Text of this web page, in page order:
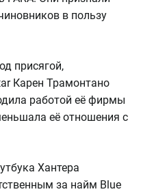
в пользу
присягой,
Карен Трамонтано
работой её фирмы
её отношения с
Хантера
за найм Blue